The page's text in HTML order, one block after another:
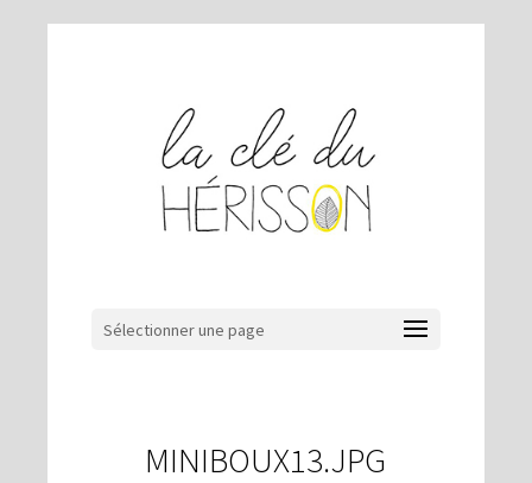
Sélectionner une page
MINIBOUX13.JPG